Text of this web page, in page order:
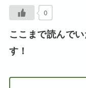
0
ここまで読んで
す！